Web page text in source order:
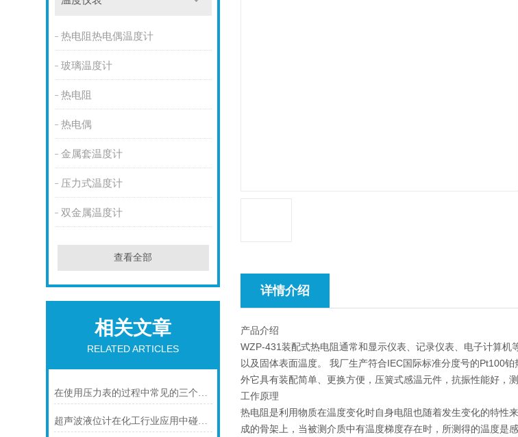
热电阻热电偶温度计
玻璃温度计
热电阻
热电偶
金属套温度计
压力式温度计
双金属温度计
查看全部
相关文章
RELATED ARTICLES
在使用压力表的过程中常见的三个问题及解决方法
超声波液位计在化工行业应用中碰到的常见问题及解决方案
详情介绍
产品介绍
WZP-431装配式热电阻通常和显示仪表、记录仪表、电子计算
以及固体表面温度。 我厂生产符合IEC国际标准分度号的Pt100
外它具有装配简单、更换方便，压簧式感温元件，抗振性能好，
工作原理
热电阻是利用物质在温度变化时自身电阻也随着发生变化的特性
成的骨架上，当被测介质中有温度梯度存在时，所测得的温度是